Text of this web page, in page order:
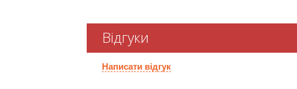
Відгуки
Написати відгук